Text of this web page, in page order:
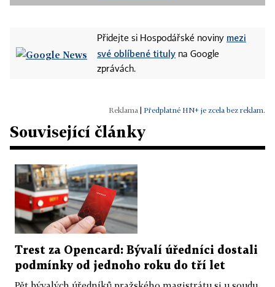
Přidejte si Hospodářské noviny mezi
své oblíbené tituly na Google
zprávách.
Předplatné HN+ je zcela bez reklam.
Související články
Trest za Opencard: Bývalí úředníci dostali
podmínky od jednoho roku do tří let